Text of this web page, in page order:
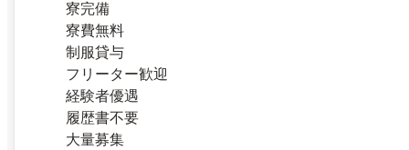
寮完備
寮費無料
制服貸与
フリーター歓迎
経験者優遇
履歴書不要
大量募集